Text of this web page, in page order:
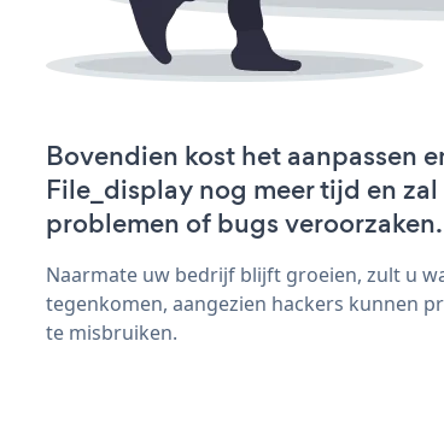
Bovendien kost het aanpassen
File_display nog meer tijd en
problemen of bugs veroorzaken.
Naarmate uw bedrijf blijft groeien, zult u
tegenkomen, aangezien hackers kunnen
te misbruiken.